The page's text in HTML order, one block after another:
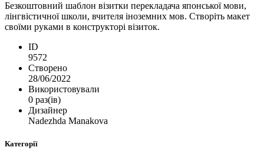
Безкоштовний шаблон візитки перекладача японської мови,
лінгвістичної школи, вчителя іноземних мов. Створіть макет
своїми руками в конструкторі візиток.
ID
9572
Створено
28/06/2022
Використовували
0 раз(ів)
Дизайнер
Nadezhda Manakova
Категорії